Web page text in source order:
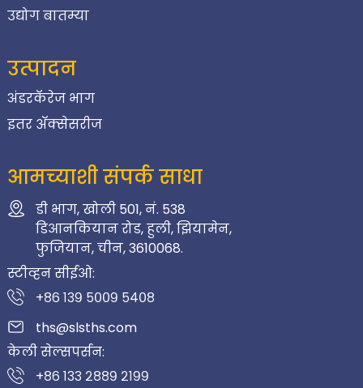
उद्योग बातम्या
उत्पादन
अंडरकॅरेज भाग
इतर ॲक्सेसरीज
आमच्याशी संपर्क साधा
डी भाग, खोली 501, नं. 538
डिआनकियान रोड, हुली, झियामेन,
फुजियान, चीन, 3610068.
स्टीव्हन सीईओ:
+८६ १३९ ५००९ ५४०८
ths@slsths.com
केली सेल्सपर्सन:
+८६ १३३ २८८९ २१९९